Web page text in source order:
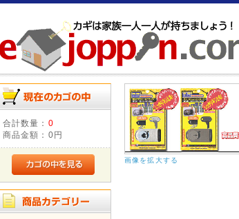
合計数量： 0
商品金額： 0円
画像を拡大する